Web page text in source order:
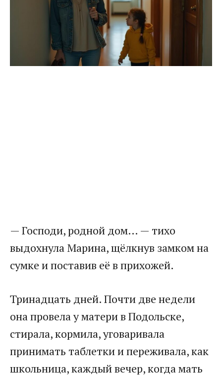
— Господи, родной дом… — тихо
выдохнула Марина, щёлкнув замком на
сумке и поставив её в прихожей.
Тринадцать дней. Почти две недели
она провела у матери в Подольске,
стирала, кормила, уговаривала
принимать таблетки и переживала, как
школьница, каждый вечер, когда мать